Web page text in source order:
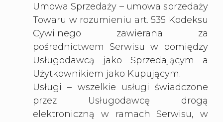
Umowa Sprzedaży – umowa sprzedaży
Towaru w rozumieniu art. 535 Kodeksu
Cywilnego zawierana za
pośrednictwem Serwisu w pomiędzy
Usługodawcą jako Sprzedającym a
Użytkownikiem jako Kupującym.
Usługi – wszelkie usługi świadczone
przez Usługodawcę drogą
elektroniczną w ramach Serwisu, w